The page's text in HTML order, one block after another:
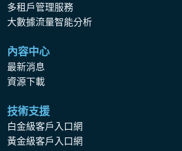
多租戶管理服務
大數據流量智能分析
內容中心
最新消息
資源下載
技術支援
白金級客戶入口網
黃金級客戶入口網